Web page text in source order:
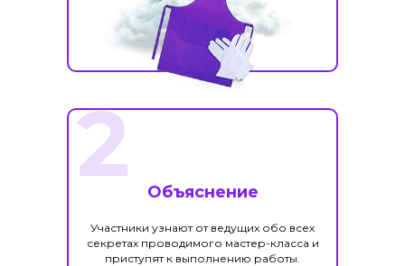
Объяснение
Участники узнают от ведущих обо всех
секретах проводимого мастер-класса и
приступят к выполнению работы.
2